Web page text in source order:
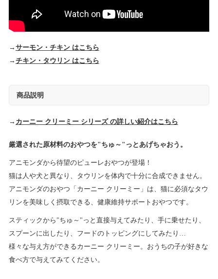
→ サーモン・チキン はこちら
→ チキン・タウリン はこちら
商品説明
→ カーニー クリーミー シリーズ の詳しい紹介はこちら
厳選された原材料のおやつを"ちゅ～"っとあげちゃおう。
アニモンダから待望のピューレおやつが登場！
猫は人や犬と異なり、タウリンを体内で十分に合成できません。
アニモンダのおやつ「カーニー クリーミー」は、猫に必須なタウ
リンを美味しく摂取できる、健康維持サポートおやつです。
スティックから"ちゅ～"っと直接与えてみたり、手に乗せたり、
スプーンに出したり、フードのトッピングにしてみたり…
様々な与え方ができるカーニー クリーミー。おうちの子が好きな
食べ方で与えてみてください。